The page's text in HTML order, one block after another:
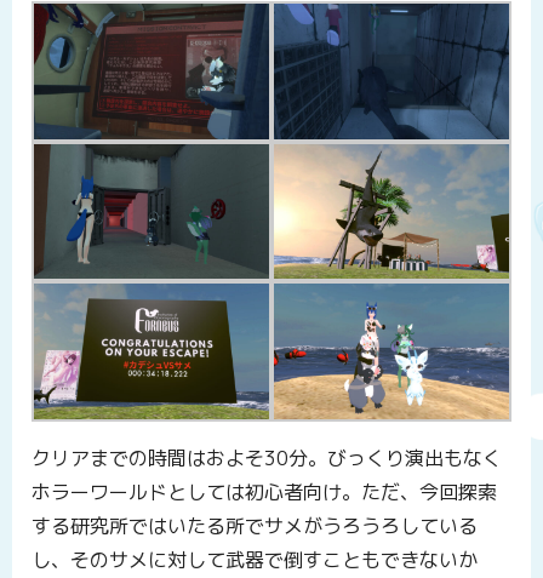
クリアまでの時間はおよそ30分。びっくり演出もなく
ホラーワールドとしては初心者向け。ただ、今回探索
する研究所ではいたる所でサメがうろうろしている
し、そのサメに対して武器で倒すこともできないか